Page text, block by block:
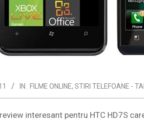
IN: FILME ONLINE, STIRI TELEFOANE -
interesant pentru HTC HD7S